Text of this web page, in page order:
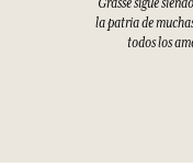
Grasse sigue
la patria de
todos los